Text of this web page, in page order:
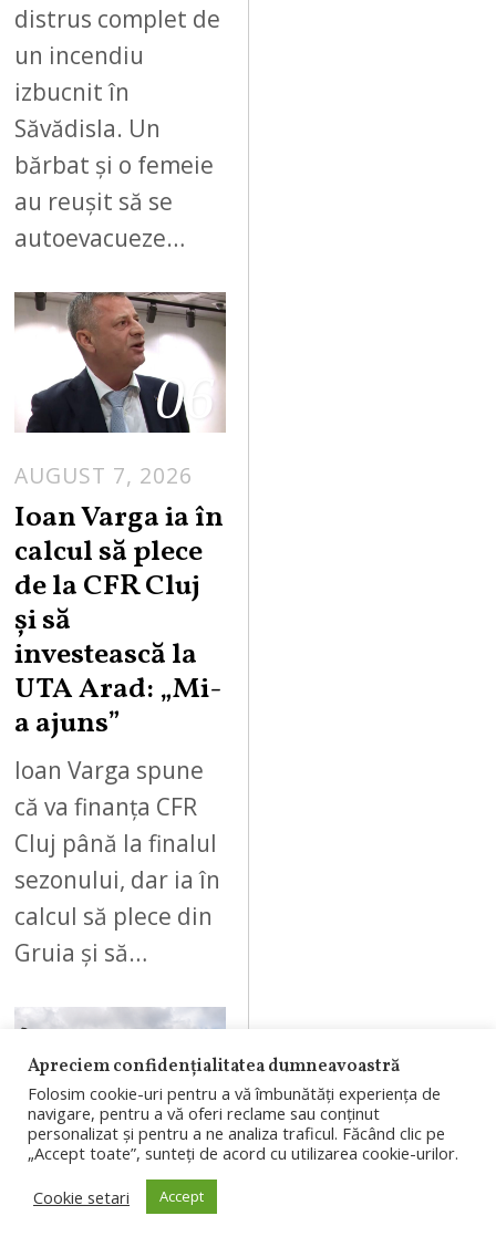
distrus complet de
un incendiu
izbucnit în
Săvădisla. Un
bărbat și o femeie
au reușit să se
autoevacueze…
06
AUGUST 7, 2026
Ioan Varga ia în
calcul să plece
de la CFR Cluj
și să
investească la
UTA Arad: „Mi-
a ajuns”
Ioan Varga spune
că va finanța CFR
Cluj până la finalul
sezonului, dar ia în
calcul să plece din
Gruia și să…
07
AUGUST 6, 2026
Apreciem confidențialitatea dumneavoastră
Folosim cookie-uri pentru a vă îmbunătăți experiența de
navigare, pentru a vă oferi reclame sau conținut
personalizat și pentru a ne analiza traficul. Făcând clic pe
„Accept toate”, sunteți de acord cu utilizarea cookie-urilor.
Cookie setari
Accept